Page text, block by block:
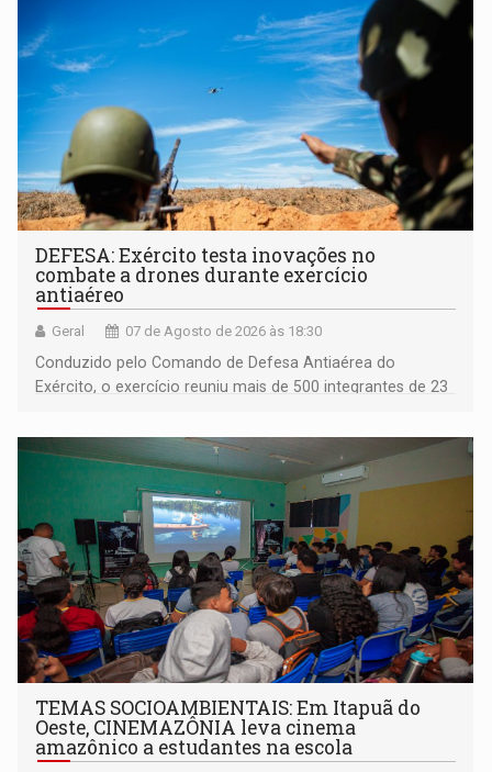
DEFESA: Exército testa inovações no
combate a drones durante exercício
antiaéreo
Geral 07 de Agosto de 2026 às 18:30
Conduzido pelo Comando de Defesa Antiaérea do
Exército, o exercício reuniu mais de 500 integrantes de 23
TEMAS SOCIOAMBIENTAIS: Em Itapuã do
Oeste, CINEMAZÔNIA leva cinema
amazônico a estudantes na escola